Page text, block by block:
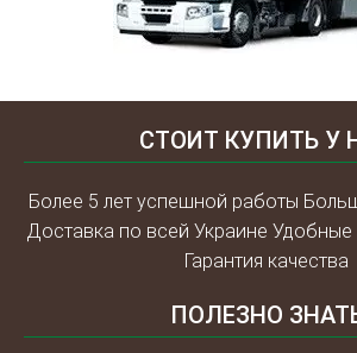
СТОИТ КУПИТЬ У
Более 5 лет успешной работы
Доставка по всей Украине
Гарантия качества
ПОЛЕЗНО